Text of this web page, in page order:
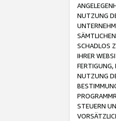
NUTZUNG
SCHADLOS
IHRER
FERTIGUNG,
NUTZUNG
STEUERN